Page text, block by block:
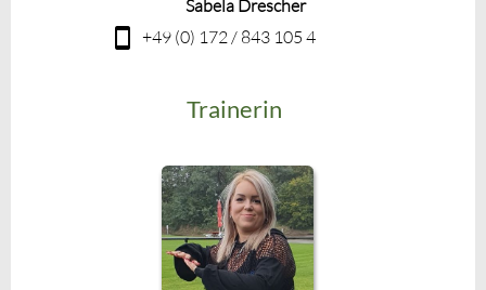
Sabela Drescher
+49 (0) 172 / 843 105 4
Trainerin